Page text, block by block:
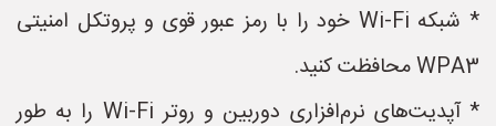
* شبکه Wi-Fi خود را با رمز عبور قوی و پروتکل امنیتی
WPA3 محافظت کنید.
* آپدیت‌های نرم‌افزاری دوربین و روتر Wi-Fi را به طور